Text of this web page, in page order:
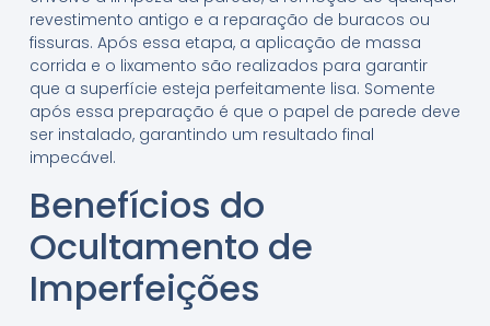
revestimento antigo e a reparação de buracos ou
fissuras. Após essa etapa, a aplicação de massa
corrida e o lixamento são realizados para garantir
que a superfície esteja perfeitamente lisa. Somente
após essa preparação é que o papel de parede deve
ser instalado, garantindo um resultado final
impecável.
Benefícios do
Ocultamento de
Imperfeições